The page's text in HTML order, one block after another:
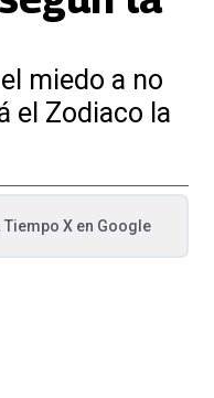
miedo a no
el Zodiaco la
Tiempo Xen Google